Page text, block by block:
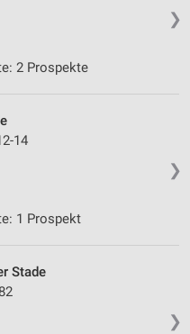
❯
2 Prospekte
❯
14
1 Prospekt
❯
Stade